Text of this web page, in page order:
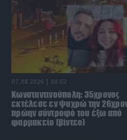
07.08.2026 | 08:02
Κωνσταντινούπολη: 35χρονος
εκτέλεσε εν ψυχρώ την
πρώην σύντροφό του έξω από
φαρμακείο (βίντεο)